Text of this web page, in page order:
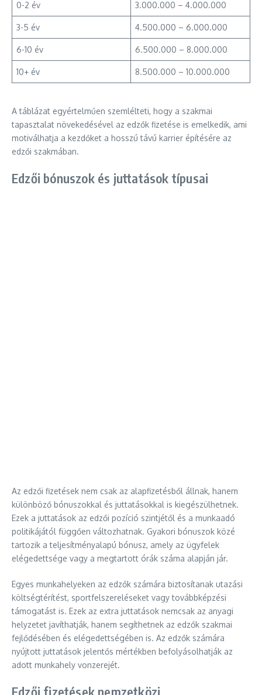
0-2 év 3.000.000 – 4.000.000
3-5 év 4.500.000 – 6.000.000
6-10 év 6.500.000 – 8.000.000
10+ év 8.500.000 – 10.000.000
A táblázat egyértelműen szemlélteti, hogy a szakmai
tapasztalat növekedésével az edzők fizetése is emelkedik, ami
motiválhatja a kezdőket a hosszú távú karrier építésére az
edzői szakmában.
Edzői bónuszok és juttatások típusai
Az edzői fizetések nem csak az alapfizetésből állnak, hanem
különböző bónuszokkal és juttatásokkal is kiegészülhetnek.
Ezek a juttatások az edzői pozíció szintjétől és a munkaadó
politikájától függően változhatnak. Gyakori bónuszok közé
tartozik a teljesítményalapú bónusz, amely az ügyfelek
elégedettsége vagy a megtartott órák száma alapján jár.
Egyes munkahelyeken az edzők számára biztosítanak utazási
költségtérítést, sportfelszereléseket vagy továbbképzési
támogatást is. Ezek az extra juttatások nemcsak az anyagi
helyzetet javíthatják, hanem segíthetnek az edzők szakmai
fejlődésében és elégedettségében is. Az edzők számára
nyújtott juttatások jelentős mértékben befolyásolhatják az
adott munkahely vonzerejét.
Edzői fizetések nemzetközi